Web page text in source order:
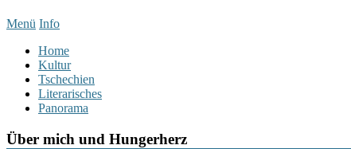
Menü Info
Home
Kultur
Tschechien
Literarisches
Panorama
Über mich und Hungerherz